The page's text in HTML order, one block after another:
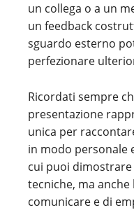
un collega o a un
un feedback
sguardo esterno
perfezionare
Ricordati sempre
presentazione
unica per
in modo personale
cui puoi
tecniche, ma
comunicare e di